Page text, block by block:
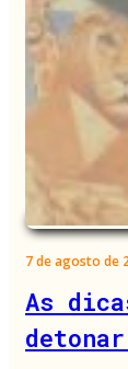
7 de agosto de
As
detonar